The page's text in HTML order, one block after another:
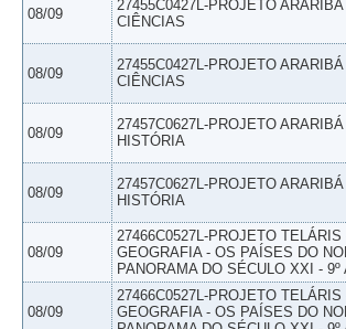
08/09
27455C0427L-PROJETO
CIÊNCIAS
08/09
27455C0427L-PROJETO
CIÊNCIAS
08/09
27457C0627L-PROJETO
HISTÓRIA
08/09
27457C0627L-PROJETO
HISTÓRIA
08/09
27466C0527L-PROJETO TELÁRIS
GEOGRAFIA - OS PAÍSES DO
PANORAMA DO SÉCULO XXI - 9º
08/09
27466C0527L-PROJETO TELÁRIS
GEOGRAFIA - OS PAÍSES DO